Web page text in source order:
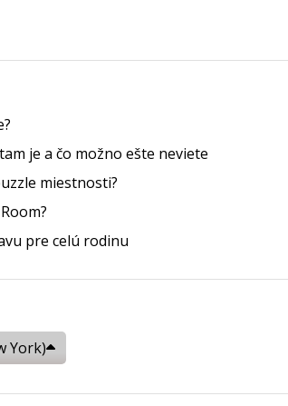
je a čo možno ešte neviete
miestnosti?
pre celú rodinu
York)